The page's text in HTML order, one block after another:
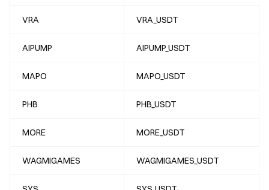
VRA VRA_USDT
AIPUMP AIPUMP_USDT
MAPO MAPO_USDT
PHB PHB_USDT
MORE MORE_USDT
WAGMIGAMES WAGMIGAMES_USDT